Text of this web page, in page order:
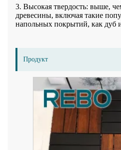
3. Высокая твердость: выше,
древесины, включая такие
напольных покрытий, как дуб
Продукт